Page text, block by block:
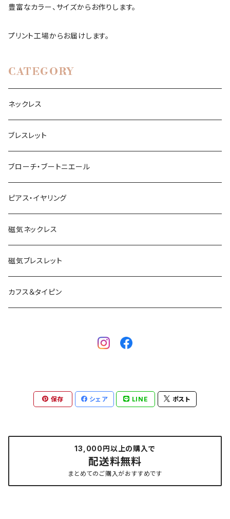
豊富なカラー、サイズからお作りします。
プリント工場からお届けします。
CATEGORY
ネックレス
ブレスレット
ブローチ・ブートニエール
ピアス・イヤリング
磁気ネックレス
磁気ブレスレット
カフス＆タイピン
保存 シェア LINE ポスト
13,000円以上の購入で
配送料無料
まとめてのご購入がおすすめです